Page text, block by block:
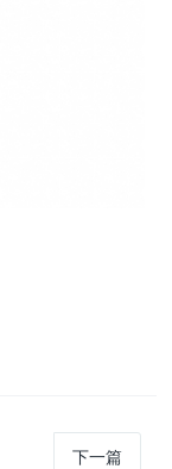
下一篇